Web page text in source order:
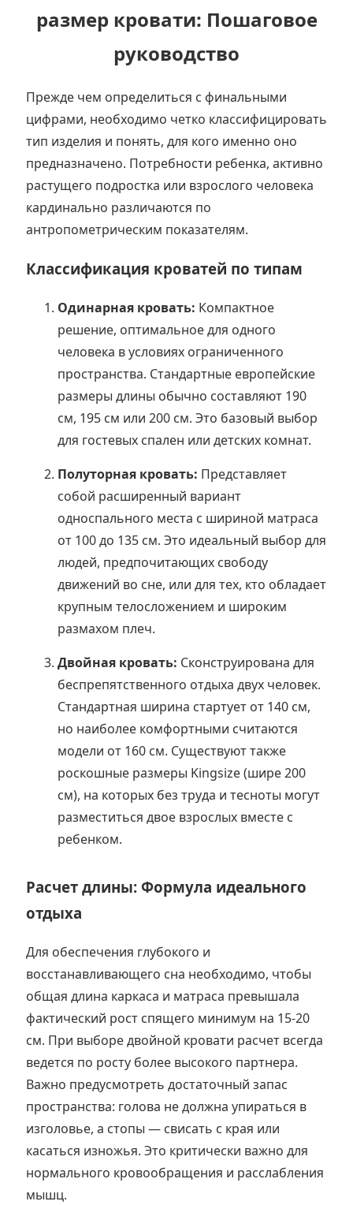
размер кровати: Пошаговое
руководство
Прежде чем определиться с финальными
цифрами, необходимо четко классифицировать
тип изделия и понять, для кого именно оно
предназначено. Потребности ребенка, активно
растущего подростка или взрослого человека
кардинально различаются по
антропометрическим показателям.
Классификация кроватей по типам
Одинарная кровать: Компактное
решение, оптимальное для одного
человека в условиях ограниченного
пространства. Стандартные европейские
размеры длины обычно составляют 190
см, 195 см или 200 см. Это базовый выбор
для гостевых спален или детских комнат.
Полуторная кровать: Представляет
собой расширенный вариант
односпального места с шириной матраса
от 100 до 135 см. Это идеальный выбор для
людей, предпочитающих свободу
движений во сне, или для тех, кто обладает
крупным телосложением и широким
размахом плеч.
Двойная кровать: Сконструирована для
беспрепятственного отдыха двух человек.
Стандартная ширина стартует от 140 см,
но наиболее комфортными считаются
модели от 160 см. Существуют также
роскошные размеры Kingsize (шире 200
см), на которых без труда и тесноты могут
разместиться двое взрослых вместе с
ребенком.
Расчет длины: Формула идеального
отдыха
Для обеспечения глубокого и
восстанавливающего сна необходимо, чтобы
общая длина каркаса и матраса превышала
фактический рост спящего минимум на 15-20
см. При выборе двойной кровати расчет всегда
ведется по росту более высокого партнера.
Важно предусмотреть достаточный запас
пространства: голова не должна упираться в
изголовье, а стопы — свисать с края или
касаться изножья. Это критически важно для
нормального кровообращения и расслабления
мышц.